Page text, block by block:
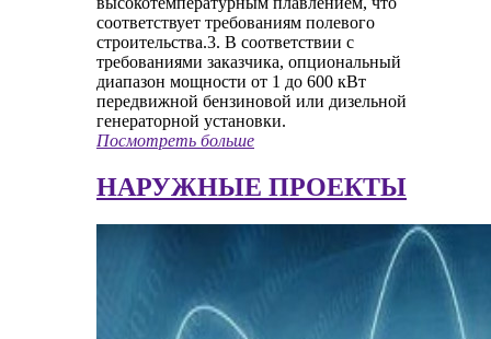
соответствует требованиям полевого
строительства.3. В соответствии с
требованиями заказчика, опциональный
диапазон мощности от 1 до 600 кВт
передвижной бензиновой или дизельной
генераторной установки.
Посмотреть больше
НАРУЖНЫЕ ПРОЕКТЫ